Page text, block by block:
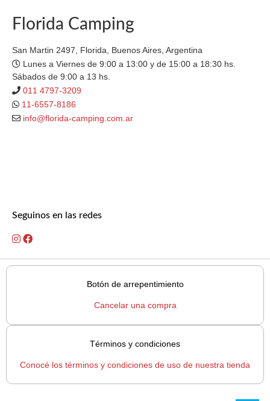
Florida Camping
San Martin 2497, Florida, Buenos Aires, Argentina
Lunes a Viernes de 9:00 a 13:00 y de 15:00 a 18:30 hs.
Sábados de 9:00 a 13 hs.
011 4797-3209
11-6557-8186
info@florida-camping.com.ar
Seguinos en las redes
Botón de arrepentimiento
Cancelar una compra
Términos y condiciones
Conocé los términos y condiciones de uso de nuestra tienda